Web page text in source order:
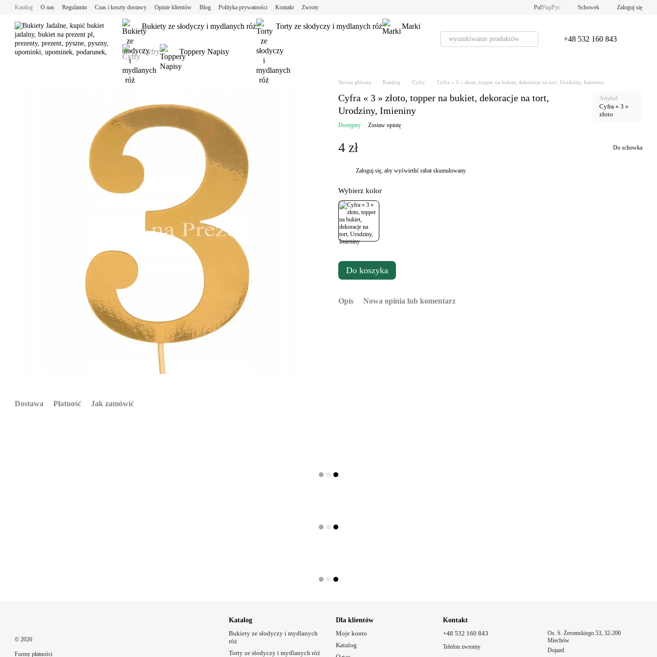
Przejdź do głównej treści
Katalog O nas Regulamin Czas i koszty dostawy Opinie klientów Blog Polityka prywatności Kontakt Zwroty PolУкрРус Schowek Zaloguj się
Bukiety ze słodyczy i mydlanych róż Torty ze słodyczy i mydlanych róż Marki
Cyfry Toppery Napisy
+48 532 160 843
Dostawa Płatność Jak zamówić
Strona główna Katalog Cyfry Cyfra « 3 » złoto, topper na bukiet, dekoracje na tort, Urodziny, Imieniny
Cyfra « 3 » złoto, topper na bukiet, dekoracje na tort,
Urodziny, Imieniny
Artykuł
Cyfra « 3 »
złoto
Dostępny Zostaw opinię
4 zł Do schowka
Zaloguj się , aby wyświetlić rabat skumulowany
Wybierz kolor
Do koszyka
Opis Nowa opinia lub komentarz
© 2026
Formy płatności
Katalog
Bukiety ze słodyczy i mydlanych
róż
Torty ze słodyczy i mydlanych róż
Dla klientów
Moje konto
Katalog
Kontakt
+48 532 160 843
Telefon zwrotny
Os. S. Żeromskiego 53, 32-200
Miechów
Dojazd